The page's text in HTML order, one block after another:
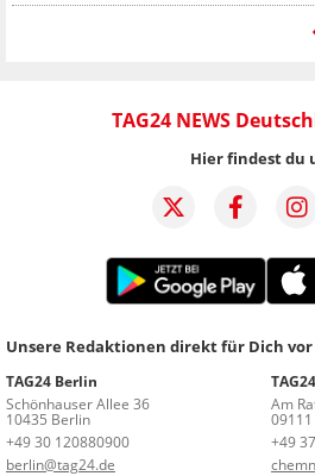
TAG24 NEWS
Hier findest du
Unsere Redaktionen direkt für Dich
TAG24 Berlin
Schönhauser Allee 36
10435 Berlin
+49 30 120880900
berlin@tag24.de
Am
+49